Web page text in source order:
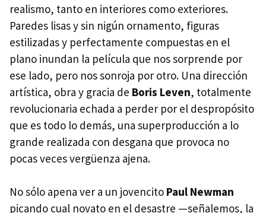
realismo, tanto en interiores como exteriores.
Paredes lisas y sin nigún ornamento, figuras
estilizadas y perfectamente compuestas en el
plano inundan la película que nos sorprende por
ese lado, pero nos sonroja por otro. Una dirección
artística, obra y gracia de Boris Leven, totalmente
revolucionaria echada a perder por el despropósito
que es todo lo demás, una superproducción a lo
grande realizada con desgana que provoca no
pocas veces vergüenza ajena.
No sólo apena ver a un jovencito Paul Newman
picando cual novato en el desastre —señalemos, la